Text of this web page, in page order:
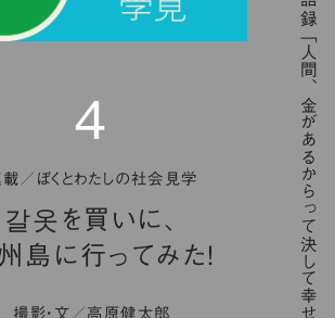
４
／ぼくとわたしの社会見学
갈옷を買いに、
島に行ってみた！
撮影・文／高原健太郎